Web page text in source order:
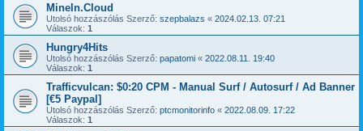
MineIn.Cloud
Utolsó hozzászólás Szerző: szepbalazs « 2024.02.13. 07:21
Válaszok: 1
Hungry4Hits
Utolsó hozzászólás Szerző: papatomi « 2022.08.11. 19:40
Válaszok: 1
Trafficvulcan: $0:20 CPM - Manual Surf / Autosurf / Ad Banner
[€5 Paypal]
Utolsó hozzászólás Szerző: ptcmonitorinfo « 2022.08.09. 17:22
Válaszok: 1